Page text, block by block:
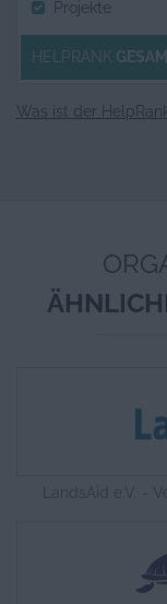
Projekte
HELPRANK
Was ist der
LandsAid e.V. -